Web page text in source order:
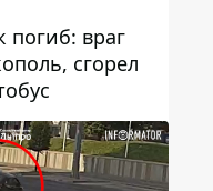
погиб: враг
сгорел